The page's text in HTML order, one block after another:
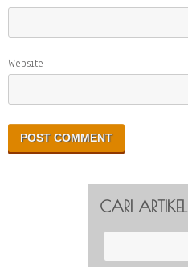
Website
CARI ARTIKEL